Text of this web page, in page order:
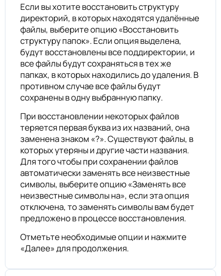
Если вы хотите восстановить структуру
директорий, в которых находятся удалённые
файлы, выберите опцию «Восстановить
структуру папок». Если опция выделена,
будут восстановлены все поддиректории, и
все файлы будут сохраняться в тех же
папках, в которых находились до удаления. В
противном случае все файлы будут
сохранены в одну выбранную папку.
При восстановлении некоторых файлов
теряется первая буква из их названий, она
заменена знаком «?». Существуют файлы, в
которых утеряны и другие части названия.
Для того чтобы при сохранении файлов
автоматически заменять все неизвестные
символы, выберите опцию «Заменять все
неизвестные символы на», если эта опция
отключена, то заменять символы вам будет
предложено в процессе восстановления.
Отметьте необходимые опции и нажмите
«Далее» для продолжения.